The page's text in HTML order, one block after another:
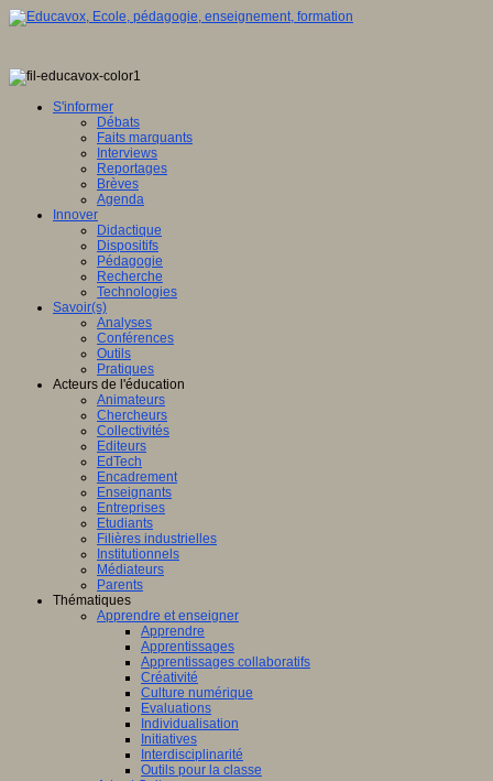
S'informer
Débats
Faits marquants
Interviews
Reportages
Brèves
Agenda
Innover
Didactique
Dispositifs
Pédagogie
Recherche
Technologies
Savoir(s)
Analyses
Conférences
Outils
Pratiques
Acteurs de l'éducation
Animateurs
Chercheurs
Collectivités
Editeurs
EdTech
Encadrement
Enseignants
Entreprises
Etudiants
Filières industrielles
Institutionnels
Médiateurs
Parents
Thématiques
Apprendre et enseigner
Apprendre
Apprentissages
Apprentissages collaboratifs
Créativité
Culture numérique
Evaluations
Individualisation
Initiatives
Interdisciplinarité
Outils pour la classe